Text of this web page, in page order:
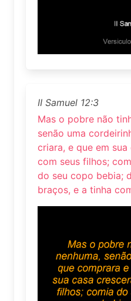
II Samuel 12:3
Mas o pobre não
senão uma
criara, e que em
com seus filhos;
do seu copo bebia;
braços, e a tinha